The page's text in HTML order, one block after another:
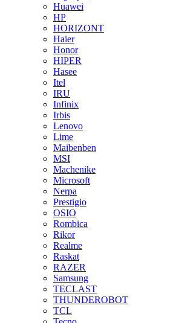
Huawei
HP
HORIZONT
Haier
Honor
HIPER
Hasee
Itel
IRU
Infinix
Irbis
Lenovo
Lime
Maibenben
MSI
Machenike
Microsoft
Nerpa
Prestigio
OSIO
Rombica
Rikor
Realme
Raskat
RAZER
Samsung
TECLAST
THUNDEROBOT
TCL